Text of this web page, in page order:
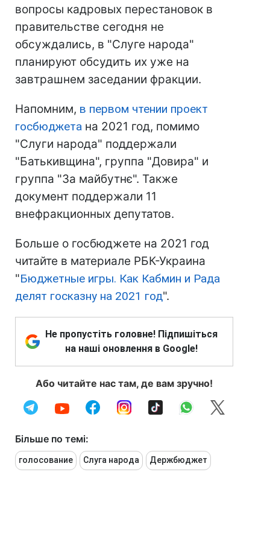
вопросы кадровых перестановок в
правительстве сегодня не
обсуждались, в "Слуге народа"
планируют обсудить их уже на
завтрашнем заседании фракции.
Напомним, в первом чтении проект
госбюджета на 2021 год, помимо
"Слуги народа" поддержали
"Батькивщина", группа "Довира" и
группа "За майбутнє". Также
документ поддержали 11
внефракционных депутатов.
Больше о госбюджете на 2021 год
читайте в материале РБК-Украина
"Бюджетные игры. Как Кабмин и Рада
делят госказну на 2021 год".
Не пропустіть головне! Підпишіться
на наші оновлення в Google!
Або читайте нас там, де вам зручно!
Більше по темі:
голосование Слуга народа Держбюджет